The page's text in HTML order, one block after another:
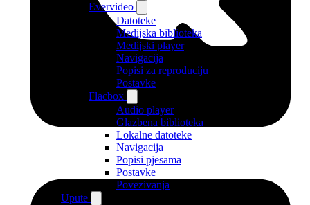
Evervideo
Datoteke
Medijska biblioteka
Medijski player
Navigacija
Popisi za reproduciju
Postavke
Flacbox
Audio player
Glazbena biblioteka
Lokalne datoteke
Navigacija
Popisi pjesama
Postavke
Povezivanja
Upute